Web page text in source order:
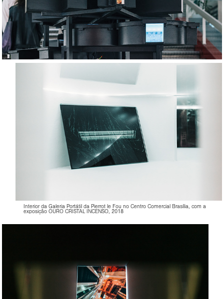
Interior da Galeria Portátil da Pierrot le Fou no Centro Comercial Brasília, com a
exposição OURO CRISTAL INCENSO, 2018